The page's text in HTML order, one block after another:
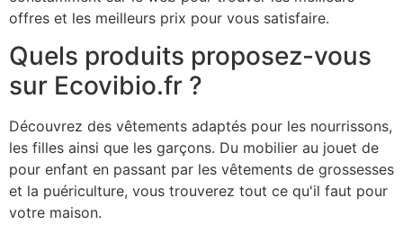
offres et les meilleurs prix pour vous satisfaire.
Quels produits proposez-vous
sur Ecovibio.fr ?
Découvrez des vêtements adaptés pour les nourrissons,
les filles ainsi que les garçons. Du mobilier au jouet de
pour enfant en passant par les vêtements de grossesses
et la puériculture, vous trouverez tout ce qu'il faut pour
votre maison.